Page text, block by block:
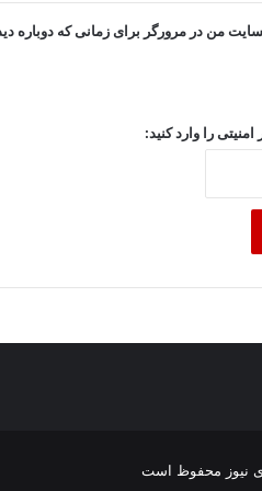
من در مرورگر برای زمانی که دوباره
را وارد کنید:
نیوز محفوظ است